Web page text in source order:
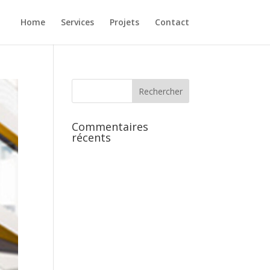
Home Services Projets Contact
Commentaires
récents